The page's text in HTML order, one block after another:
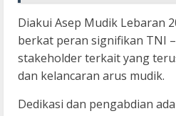
Diakui Asep Mudik Lebaran
berkat peran signifikan TNI
stakeholder terkait yang
dan kelancaran arus mudik.
Dedikasi dan pengabdian